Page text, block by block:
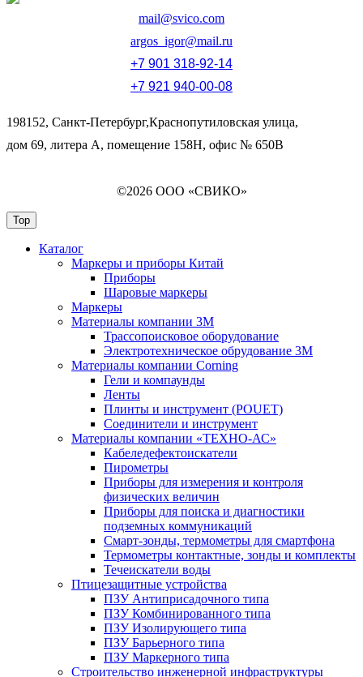
mail@svico.com
argos_igor@mail.ru
+7 901 318-92-14
+7 921 940-00-08
198152, Санкт-Петербург,Краснопутиловская улица,
дом 69, литера А, помещение 158Н, офис № 650В
©2026 ООО «СВИКО»
Top
Каталог
Маркеры и приборы Китай
Приборы
Шаровые маркеры
Маркеры
Материалы компании 3М
Трассопоисковое оборудование
Электротехническое обрудование 3М
Материалы компании Corning
Гели и компаунды
Ленты
Плинты и инструмент (POUET)
Соединители и инструмент
Материалы компании «ТЕХНО-АС»
Кабеледефектоискатели
Пирометры
Приборы для измерения и контроля
физических величин
Приборы для поиска и диагностики
подземных коммуникаций
Смарт-зонды, термометры для смартфона
Термометры контактные, зонды и комплекты
Течеискатели воды
Птицезащитные устройства
ПЗУ Антиприсадочного типа
ПЗУ Комбинированного типа
ПЗУ Изолирующего типа
ПЗУ Барьерного типа
ПЗУ Маркерного типа
Строительство инженерной инфраструктуры